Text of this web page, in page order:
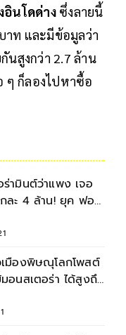
อินโดด่างซึ่งลายนี้
าท และมีข้อมูลว่า
นสูงกว่า 2.7 ล้าน
ๆ ก็ลองไปหาซื้อ
ามินต์ว่าแพง เจอ
ละ 4 ล้าน! ยุค ฟอง
เมืองพิษณุโลกโพสต์
อนสเตอร่า ได้สูงถึง